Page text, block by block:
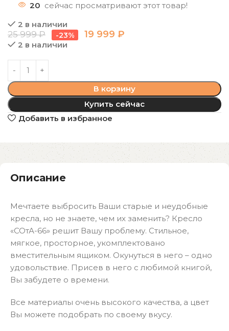
20 сейчас просматривают этот товар!
2 в наличии
25 999₽ -23% 19 999₽
2 в наличии
В корзину
Купить сейчас
Добавить в избранное
Описание
Мечтаете выбросить Ваши старые и неудобные
кресла, но не знаете, чем иx заменить? Кресло
«СОтА-66» решит Вашу проблему. Стильное,
мягкое, просторное, укомплектовано
вместительным ящиком. Окунуться в него – одно
удовольствие. Присев в него с любимой книгой,
Вы забудете о времени.
Все материалы очень высокого качества, а цвет
Вы можете подобрать по своему вкусу.